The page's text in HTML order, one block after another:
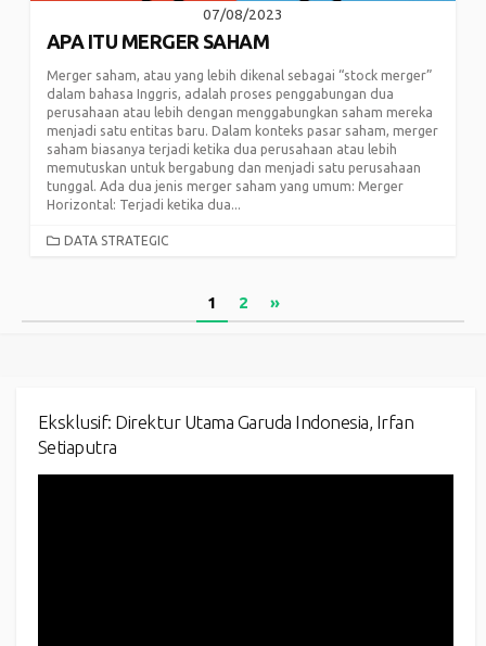
07/08/2023
APA ITU MERGER SAHAM
Merger saham, atau yang lebih dikenal sebagai “stock merger”
dalam bahasa Inggris, adalah proses penggabungan dua
perusahaan atau lebih dengan menggabungkan saham mereka
menjadi satu entitas baru. Dalam konteks pasar saham, merger
saham biasanya terjadi ketika dua perusahaan atau lebih
memutuskan untuk bergabung dan menjadi satu perusahaan
tunggal. Ada dua jenis merger saham yang umum: Merger
Horizontal: Terjadi ketika dua...
CATEGORIES
DATA STRATEGIC
1 2 »
Eksklusif: Direktur Utama Garuda Indonesia, Irfan
Setiaputra